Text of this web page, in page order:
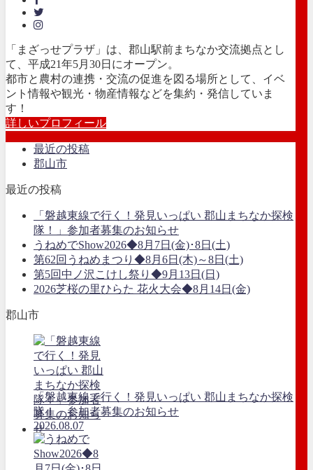
「まざっせプラザ」は、郡山駅前まちなか交流拠点とし
て、平成21年5月30日にオープン。
都市と農村の連携・交流の促進を図る場所として、イベ
ント情報や観光・物産情報などを集約・発信していま
す！
詳しいプロフィール
最近の投稿
郡山市
最近の投稿
「磐越東線で行く！発見いっぱい 郡山まちなか探検
隊！」参加者募集のお知らせ
うねめでShow2026◆8月7日(金)･8日(土)
第62回うねめまつり◆8月6日(木)～8日(土)
第5回中ノ沢こけし祭り◆9月13日(日)
2026芝桜の里ひらた 花火大会◆8月14日(金)
郡山市
「磐越東線で行く！発見いっぱい 郡山まちなか探検
隊！」参加者募集のお知らせ
2026.08.07